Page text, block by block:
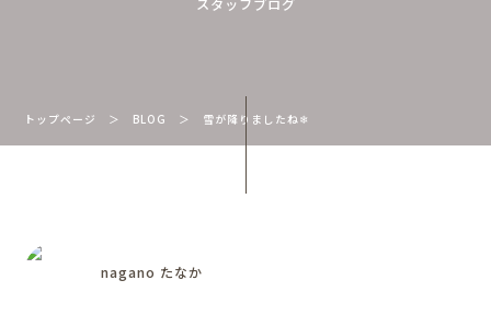
トップページ ＞ BLOG ＞ 雪が降りましたね❄︎
nagano たなか